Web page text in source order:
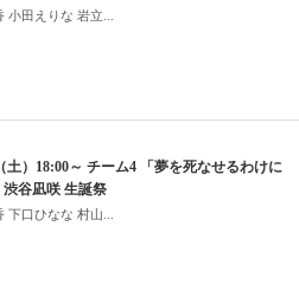
小田えりな 岩立...
土）18:00～ チーム4 「夢を死なせるわけに
谷凪咲 生誕祭
下口ひなな 村山...